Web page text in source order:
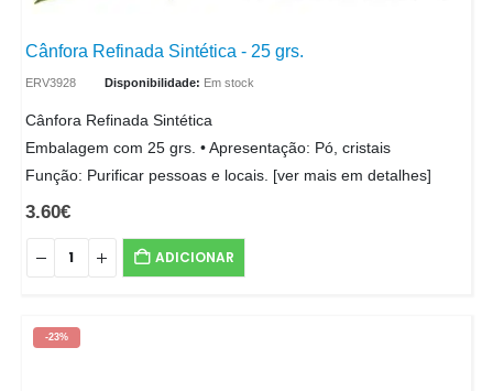
Cânfora Refinada Sintética - 25 grs.
ERV3928 Disponibilidade: Em stock
Cânfora Refinada Sintética
Embalagem com 25 grs. • Apresentação: Pó, cristais
Função: Purificar pessoas e locais. [ver mais em detalhes]
3.60€
ADICIONAR
-23%